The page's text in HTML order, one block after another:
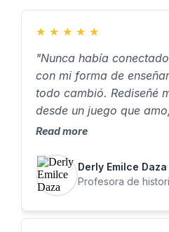
★ ★ ★ ★ ★
"Nunca había
con mi forma de
todo cambió. Rediseñé mi clase de historia
desde un juego que
estudiantes
enseñar desde lo que
Read more
Derly Emilce Daza
Profesora de